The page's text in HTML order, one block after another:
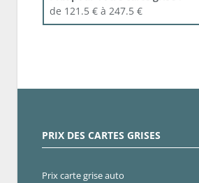
de 121.5 € à 247.5 €
PRIX DES CARTES GRISES
Prix carte grise auto